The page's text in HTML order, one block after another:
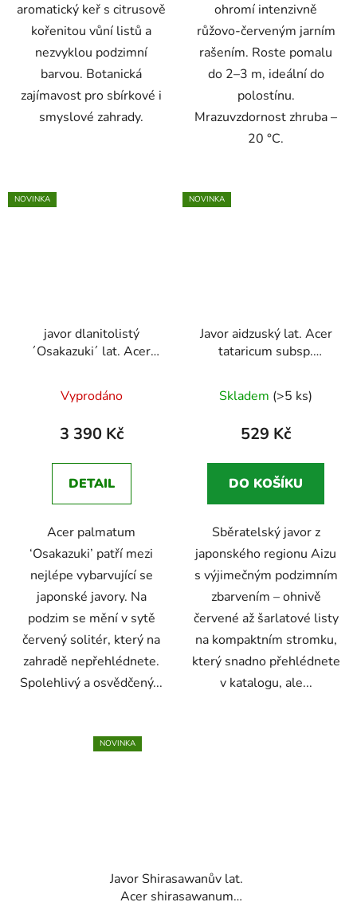
aromatický keř s citrusově
kořenitou vůní listů a
nezvyklou podzimní
barvou. Botanická
zajímavost pro sbírkové i
smyslové zahrady.
ohromí intenzivně
růžovo-červeným jarním
rašením. Roste pomalu
do 2–3 m, ideální do
polostínu.
Mrazuvzdornost zhruba –
20 °C.
NOVINKA
javor dlanitolistý
´Osakazuki´ lat. Acer
japonský javor s
nejintenzivnějším
Vyprodáno
3 390 Kč
DETAIL
Acer palmatum
‘Osakazuki’ patří mezi
nejlépe vybarvující se
japonské javory. Na
podzim se mění v sytě
červený solitér, který na
zahradě nepřehlédnete.
Spolehlivý a osvědčený...
NOVINKA
Javor aidzuský lat. Acer
tataricum subsp.
javor s výjimečným
podzimním zbarvením
Skladem (>5 ks)
529 Kč
DO KOŠÍKU
Sběratelský javor z
japonského regionu Aizu
s výjimečným podzimním
zbarvením – ohnivě
červené až šarlatové listy
na kompaktním stromku,
který snadno přehlédnete
v katalogu, ale...
NOVINKA
Javor Shirasawanův lat.
Acer shirasawanum
Odeslat